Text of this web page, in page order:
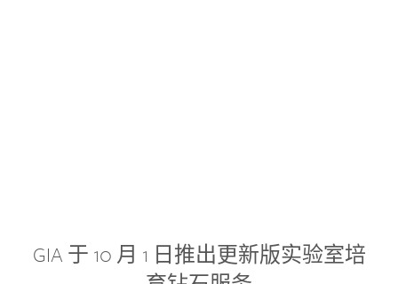
GIA 于 10 月 1 日推出更新版实验室培